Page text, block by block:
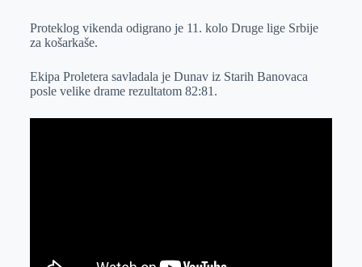
e
I
s
p
p
a
l
Proteklog vikenda odigrano je 11. kolo Druge lige Srbije
za košarkaše.
Ekipa Proletera savladala je Dunav iz Starih Banovaca
posle velike drame rezultatom 82:81.